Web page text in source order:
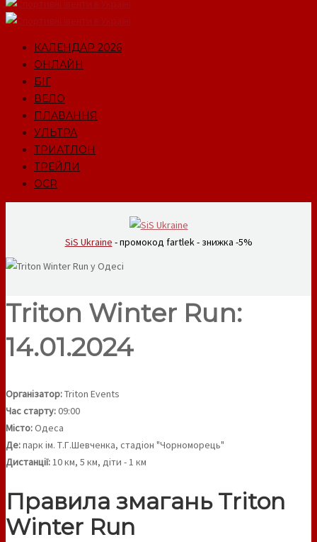
КАЛЕНДАР 2026
ОНЛАЙН
БІГ
ВЕЛО
ПЛАВАННЯ
УЛЬТРА
ТРИАТЛОН
ТРЕЙЛИ
OCR
SiS Ukraine - промокод fartlek - знижка -5%
Triton Winter Run:
14.01.2024
Організатор:Triton Events
Час старту:09:00
Місто:Одеса
Де:парк ім. Т.Г.Шевченка, стадіон "Чорноморець"
Дистанції:10 км, 5 км, діти - 1 км
Правила змагань Triton
Winter Run